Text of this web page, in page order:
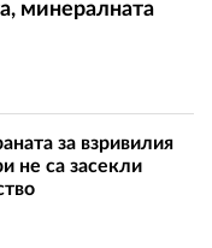
минералната
за взривилия
не са засекли